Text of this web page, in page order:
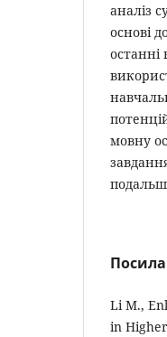
аналіз
основі
останні
мовну
Li M.,
in